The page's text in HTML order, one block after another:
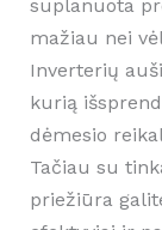
suplanuota
mažiau nei
Inverterių
kurią
dėmesio
Tačiau su
priežiūra